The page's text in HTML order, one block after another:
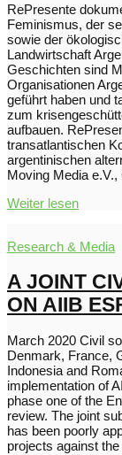
RePresente
Feminismus, der
sowie der
Landwirtschaft
Geschichten sind
Organisationen
geführt haben und
zum
aufbauen.
transatlantischen
argentinischen
Moving Media
Weiter lesen
Research & Media
A JOINT
ON AIIB
March 2020 Civil
Denmark, France,
Indonesia and
implementation of
phase one of the
review. The joint
has been poorly
projects against